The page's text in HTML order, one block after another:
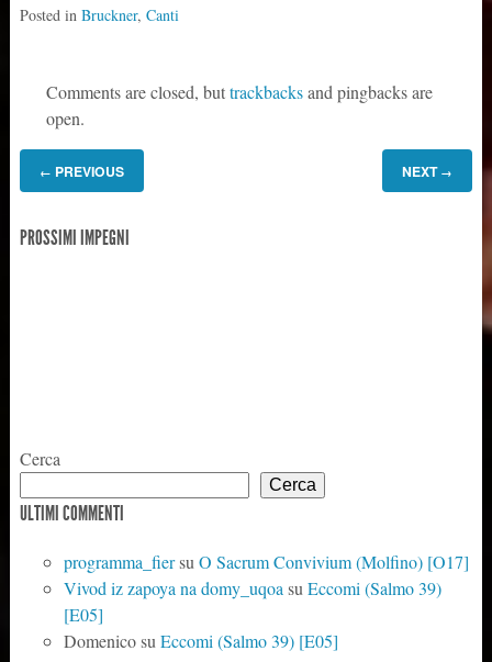
giovedì 8/9 ore 21.00, in
Posted in Bruckner, Canti
Comments are closed, buttrackbacksand pingbacks are
open.
← PREVIOUS NEXT →
PROSSIMI IMPEGNI
Cerca
Cerca
ULTIMI COMMENTI
programma_fiersuO Sacrum Convivium (Molfino) [O17]
Vivod iz zapoya na domy_uqoasuEccomi (Salmo 39)
[E05]
DomenicosuEccomi (Salmo 39) [E05]